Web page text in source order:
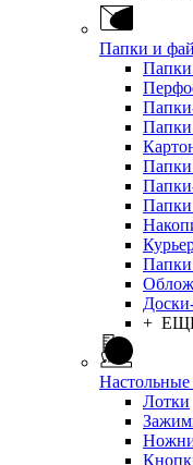
Папки и
Папки
Папки
Папки
+
Лотки